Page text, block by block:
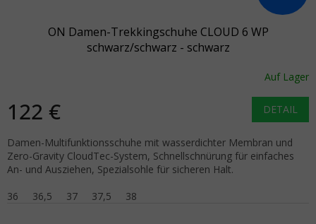
ON Damen-Trekkingschuhe CLOUD 6 WP
schwarz/schwarz - schwarz
Auf Lager
122 € DETAIL
Damen-Multifunktionsschuhe mit wasserdichter Membran und
Zero-Gravity CloudTec-System, Schnellschnürung für einfaches
An- und Ausziehen, Spezialsohle für sicheren Halt.
36
36,5 37 37,5 38